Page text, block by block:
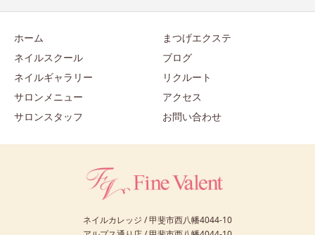
ホーム
ネイルスクール
ネイルギャラリー
サロンメニュー
サロンスタッフ
まつげエクステ
ブログ
リクルート
アクセス
お問い合わせ
ネイルカレッジ / 甲斐市西八幡4044-10